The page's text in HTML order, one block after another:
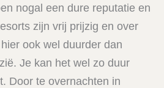
nogal een dure reputatie en
zijn vrij prijzig en over
ook wel duurder dan
Je kan het wel zo duur
Door te overnachten in